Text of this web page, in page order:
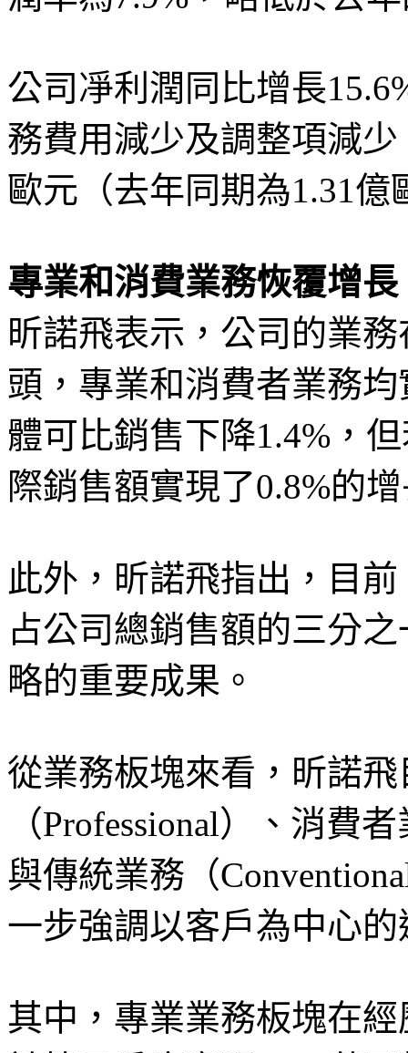
公司凈利潤同比增長
務費用減少及調整項減
歐元（去年同期為1.31億
專業和消費業務恢覆增長
昕諾飛表示，公司的業
頭，專業和消費者業務
體可比銷售下降1.4%，
際銷售額實現了0.8%的
此外，昕諾飛指出，目
占公司總銷售額的三分
略的重要成果。
從業務板塊來看，昕諾
（Professional）、消費
與傳統業務（
一步強調以客戶為中心
其中，專業業務板塊在